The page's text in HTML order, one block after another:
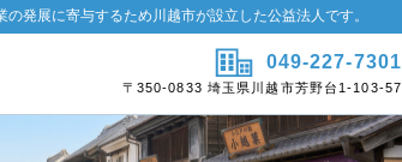
発展に寄与するため川越市が設立した公益法人です。
049-227-7301
〒350-0833 埼玉県川越市芳野台1-103-57